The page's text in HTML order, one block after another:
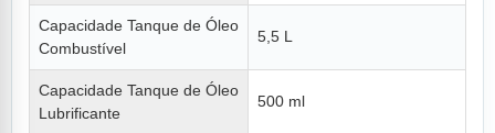
Capacidade Tanque de Óleo
Combustível
5,5 L
Capacidade Tanque de Óleo
Lubrificante
500 ml